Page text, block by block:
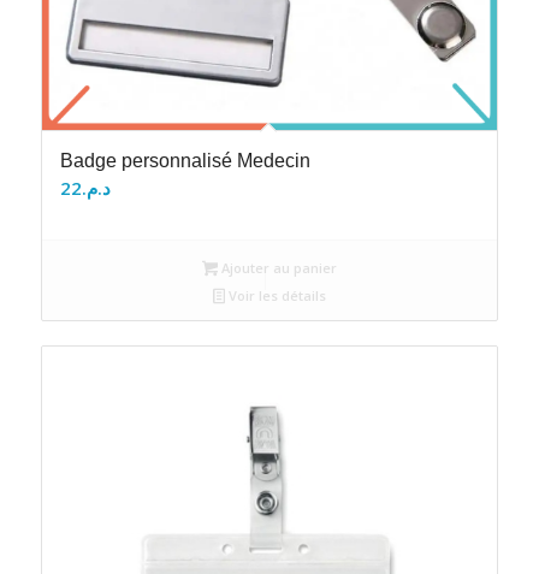
Badge personnalisé Medecin
د.م.22
Ajouter au panier
Voir les détails